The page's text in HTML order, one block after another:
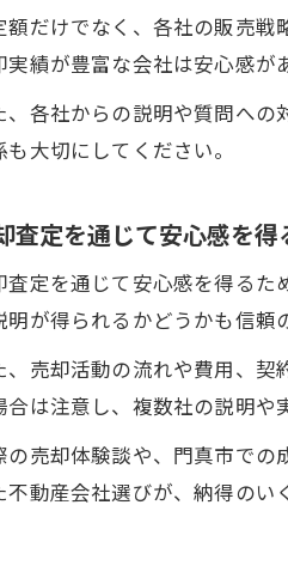
額だけでなく、各社の販売戦
実績が豊富な会社は安心感が
、各社からの説明や質問へ
も大切にしてください。
査定を通じて安心感を
査定を通じて安心感を得るた
明が得られるかどうかも信頼
、売却活動の流れや費用、
合は注意し、複数社の説明や
の売却体験談や、門真市で
不動産会社選びが、納得のい